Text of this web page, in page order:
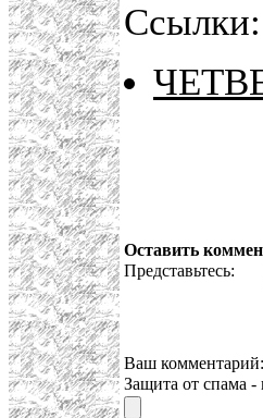
Ссылки:
Оставить
Представьтесь:
Ваш комментарий:
Защита от спама -